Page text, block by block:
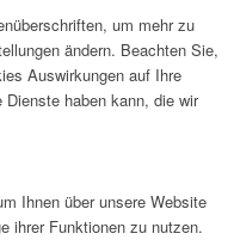
um mehr zu
ändern. Beachten Sie,
Auswirkungen auf Ihre
haben kann, die wir
Ihnen über unsere Website
ihrer Funktionen zu nutzen.